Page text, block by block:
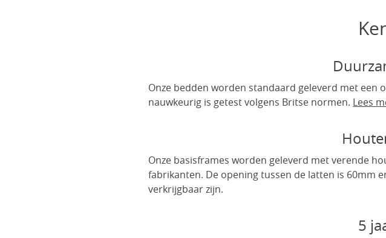
Onze bedden worden standaard geleverd met
nauwkeurig is getest volgens Britse normen. Lees
Onze basisframes worden geleverd met verende
fabrikanten. De opening tussen de latten is 60mm
verkrijgbaar zijn.
5